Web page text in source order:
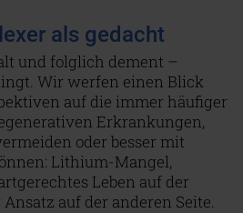
als gedacht
und folglich dement –
Wir werfen einen Blick
auf die immer häufiger
Erkrankungen,
oder besser mit
Lithium-Mangel,
Leben auf der
auf der anderen Seite.